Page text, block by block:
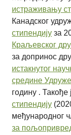
истраживању
Канадског
стипендију за
Краљевског
за допринос
истакнутог
средине
годину . Такође
стипендију
међународног
за